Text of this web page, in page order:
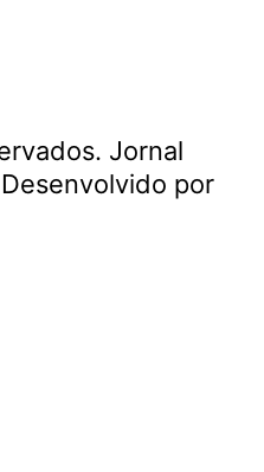
Jornal
por